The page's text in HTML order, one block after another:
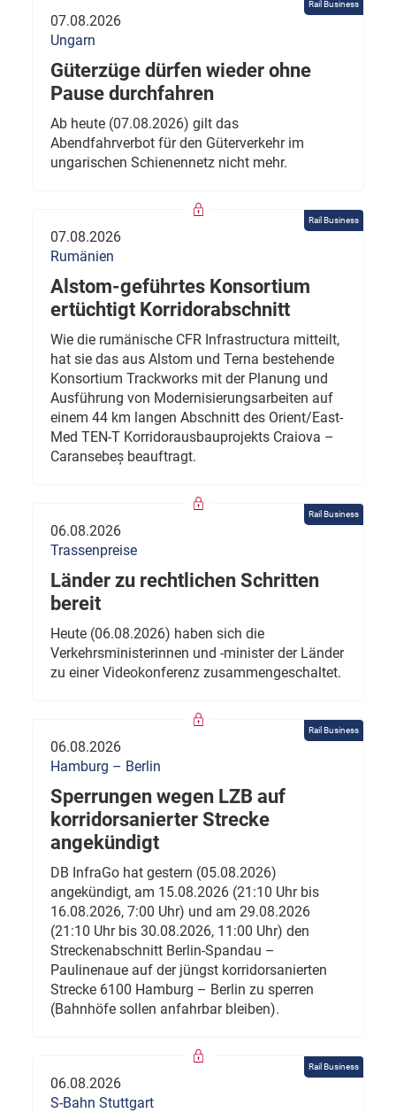
Rail Business
07.08.2026
Ungarn
Güterzüge dürfen wieder ohne
Pause durchfahren
Ab heute (07.08.2026) gilt das
Abendfahrverbot für den Güterverkehr im
ungarischen Schienennetz nicht mehr.
Rail Business
07.08.2026
Rumänien
Alstom-geführtes Konsortium
ertüchtigt Korridorabschnitt
Wie die rumänische CFR Infrastructura mitteilt,
hat sie das aus Alstom und Terna bestehende
Konsortium Trackworks mit der Planung und
Ausführung von Modernisierungsarbeiten auf
einem 44 km langen Abschnitt des Orient/East-
Med TEN-T Korridorausbauprojekts Craiova –
Caransebeș beauftragt.
Rail Business
06.08.2026
Trassenpreise
Länder zu rechtlichen Schritten
bereit
Heute (06.08.2026) haben sich die
Verkehrsministerinnen und -minister der Länder
zu einer Videokonferenz zusammengeschaltet.
Rail Business
06.08.2026
Hamburg – Berlin
Sperrungen wegen LZB auf
korridorsanierter Strecke
angekündigt
DB InfraGo hat gestern (05.08.2026)
angekündigt, am 15.08.2026 (21:10 Uhr bis
16.08.2026, 7:00 Uhr) und am 29.08.2026
(21:10 Uhr bis 30.08.2026, 11:00 Uhr) den
Streckenabschnitt Berlin-Spandau –
Paulinenaue auf der jüngst korridorsanierten
Strecke 6100 Hamburg – Berlin zu sperren
(Bahnhöfe sollen anfahrbar bleiben).
Rail Business
06.08.2026
S-Bahn Stuttgart